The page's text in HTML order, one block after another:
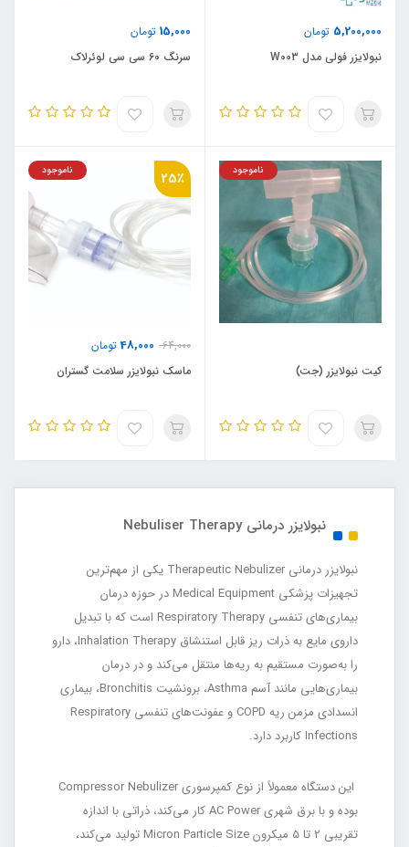
5,200,000 تومان
نبولایزر فولی مدل W003
15,000 تومان
سرنگ 60 سی سی لوئرلاک
ناموجود
کیت نبولایزر (جت)
25٪
64,000
48,000تومان
ناموجود
ماسک نبولایزر سلامت گستران
نبولایزر درمانی Nebuliser Therapy
نبولایزر درمانی Therapeutic Nebulizer یکی از مهم‌ترین
تجهیزات پزشکی Medical Equipment در حوزه درمان
بیماری‌های تنفسی Respiratory Therapy است که با تبدیل
داروی مایع به ذرات ریز قابل استنشاق Inhalation Therapy، دارو
را به‌صورت مستقیم به ریه‌ها منتقل می‌کند و در درمان
بیماری‌هایی مانند آسم Asthma، برونشیت Bronchitis، بیماری
انسدادی مزمن ریه COPD و عفونت‌های تنفسی Respiratory
Infections کاربرد دارد.
این دستگاه معمولاً از نوع کمپرسوری Compressor Nebulizer
بوده و با برق شهری AC Power کار می‌کند، ذراتی با اندازه
تقریبی ۲ تا ۵ میکرون Micron Particle Size تولید می‌کند،